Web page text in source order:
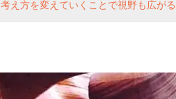
考え方を変えていくことで視野も広が